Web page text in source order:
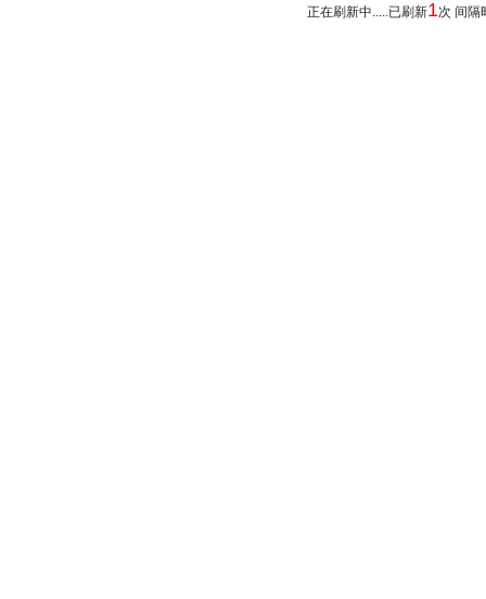
正在刷新中.....已刷新1次 间隔